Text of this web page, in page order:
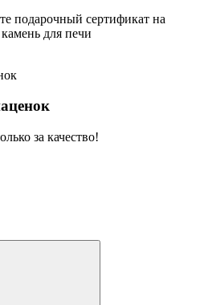
подарочный сертификат на
для печи
за качество!